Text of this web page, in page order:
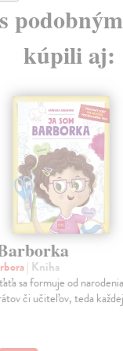
kúpili aj:
| Kniha
sa formuje od
či učiteľov, teda